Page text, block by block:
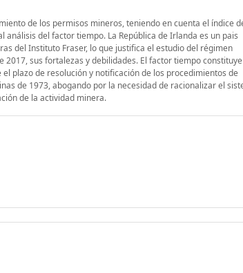
de los permisos mineros, teniendo en cuenta el índice
del factor tiempo. La República de Irlanda es un pais
del Instituto Fraser, lo que justifica el estudio del régimen
sus fortalezas y debilidades. El factor tiempo
plazo de resolución y notificación de los procedimientos de
de 1973, abogando por la necesidad de racionalizar el
de la actividad minera.